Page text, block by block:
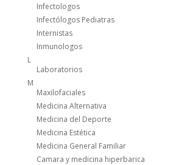
Infectologos
Infectólogos Pediatras
Internistas
Inmunologos
L
Laboratorios
M
Maxilofaciales
Medicina Alternativa
Medicina del Deporte
Medicina Estética
Medicina General Familiar
Camara y medicina hiperbarica